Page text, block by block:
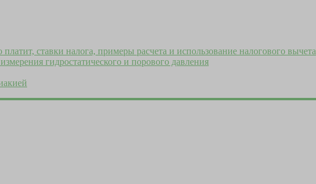
ставки налога, примеры расчета и использование налогового вычета
гидростатического и порового давления